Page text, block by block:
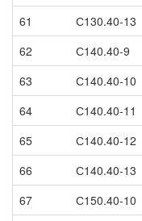
61
С130.40-13
62
С140.40-9
63
С140.40-10
64
С140.40-11
65
С140.40-12
66
С140.40-13
67
С150.40-10